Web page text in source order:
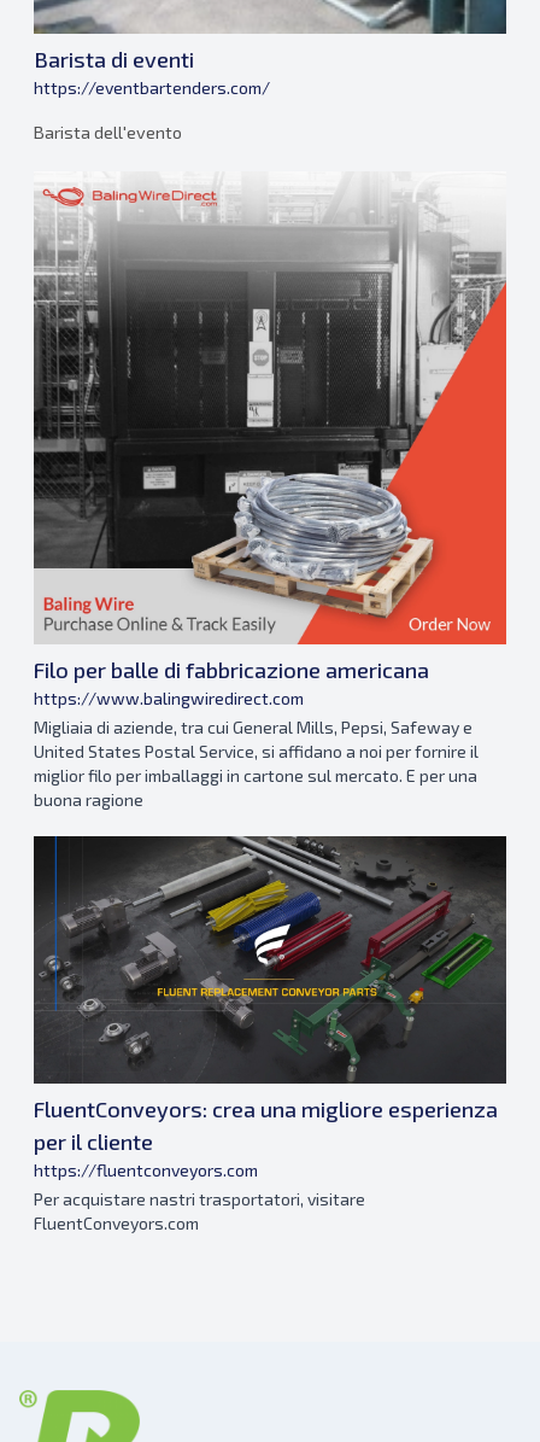
Barista di eventi
https://eventbartenders.com/
Barista dell'evento
Filo per balle di fabbricazione americana
https://www.balingwiredirect.com
Migliaia di aziende, tra cui General Mills, Pepsi, Safeway e
United States Postal Service, si affidano a noi per fornire il
miglior filo per imballaggi in cartone sul mercato. E per una
buona ragione
FluentConveyors: crea una migliore esperienza
per il cliente
https://fluentconveyors.com
Per acquistare nastri trasportatori, visitare
FluentConveyors.com